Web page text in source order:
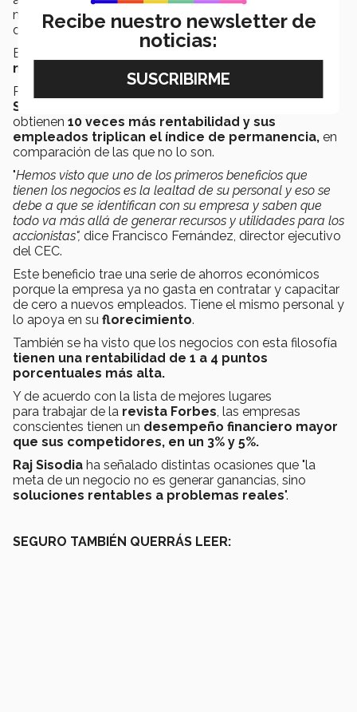
modelo han tenido un impacto positivo en el personal
de las empresas y además, en lo financiero.
Es decir,
negocios de la manera correcta.
Por ejemplo, de acuerdo con el
Standard & Poor's 500
obtienen 10 veces más rentabilidad y sus
empleados triplican el índice de permanencia, en
comparación de las que no lo son.
"Hemos visto que uno de los primeros beneficios que
tienen los negocios es la lealtad de su personal y eso se
debe a que se identifican con su empresa y saben que
todo va más allá de generar recursos y utilidades para los
accionistas", dice Francisco Fernández, director ejecutivo
del CEC.
Este beneficio trae una serie de ahorros económicos
porque la empresa ya no gasta en contratar y capacitar
de cero a nuevos empleados. Tiene el mismo personal y
lo apoya en su florecimiento.
También se ha visto que los negocios con esta filosofía
tienen una rentabilidad de 1 a 4 puntos
porcentuales más alta.
Y de acuerdo con la lista de mejores lugares
para trabajar de la revista Forbes , las empresas
conscientes tienen un desempeño financiero mayor
que sus competidores, en un 3% y 5%.
Raj Sisodia ha señalado distintas ocasiones que "la
meta de un negocio no es generar ganancias, sino
soluciones rentables a problemas reales".
SEGURO TAMBIÉN QUERRÁS LEER:
Recibe nuestro newsletter de
noticias: